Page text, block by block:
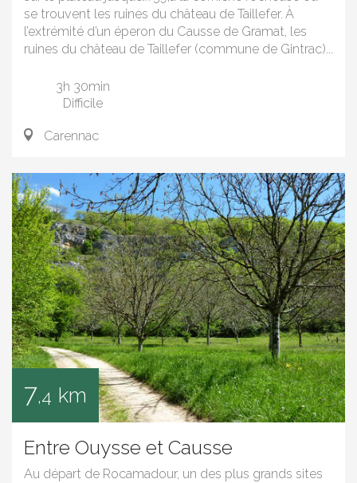
se trouvent les ruines du château de Taillefer. À
l’extrémité d’un éperon du Causse de Gramat, les
ruines du château de Taillefer (commune de Gintrac)...
3h 30min
Difficile
Carennac
7,4 km
Entre Ouysse et Causse
Au départ de Rocamadour, un des plus grands sites